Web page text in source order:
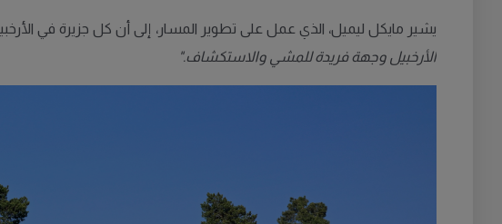
يشير مايكل ليميل، الذي عمل على تطوير المسار، إلى أن كل جزيرة في
الأرخبيل وجهة فريدة للمشي والاستكشاف."